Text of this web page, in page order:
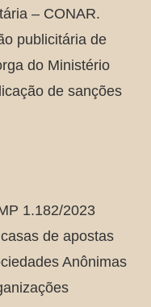
– CONAR.
publicitária de
do Ministério
de sanções
1.182/2023
de apostas
Anônimas